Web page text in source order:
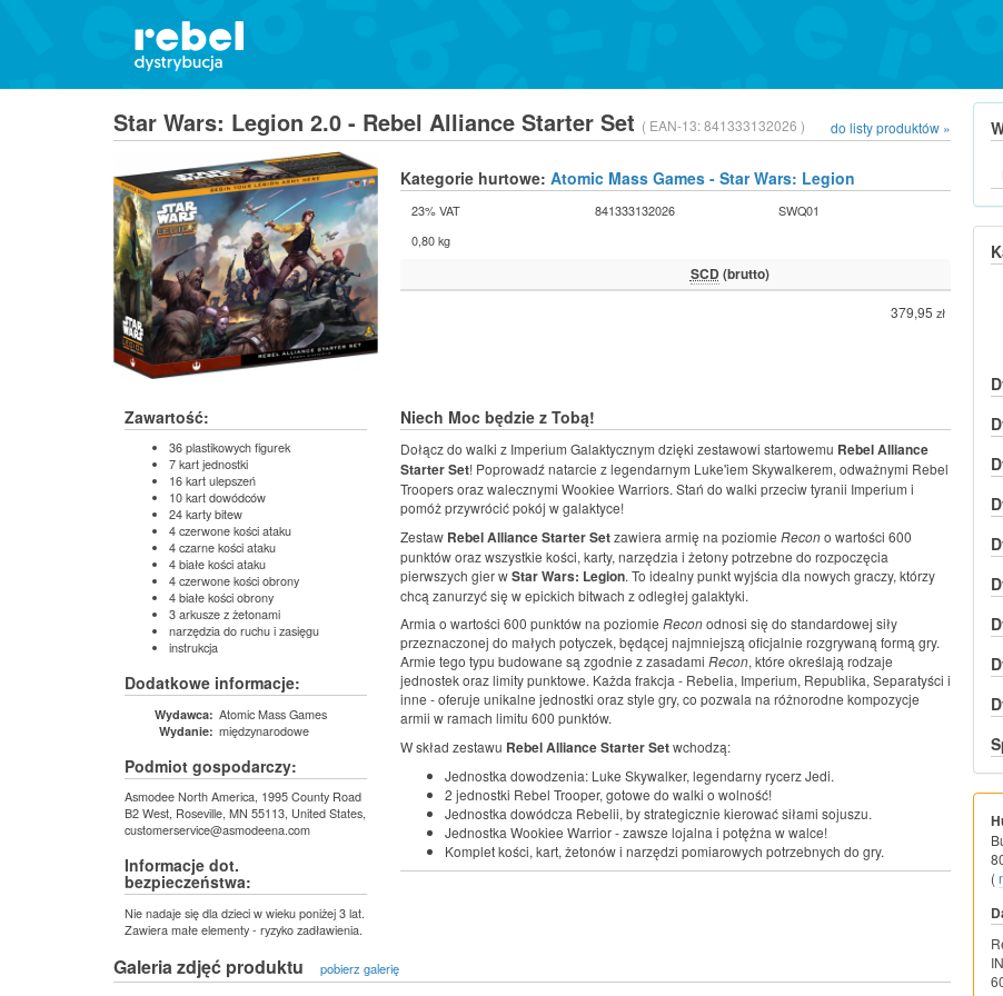
Star Wars: Legion 2.0 - Rebel Alliance Starter Set ( EAN-13:841333132026 ) do listy produktów »
Kategorie hurtowe: Atomic Mass Games - Star Wars: Legion
23% VAT 841333132026
SWQ01
0,80 kg
SCD (brutto)
379,95 zł
Zawartość:
36 plastikowych figurek
7 kart jednostki
16 kart ulepszeń
10 kart dowódców
24 karty bitew
4 czerwone kości ataku
4 czarne kości ataku
4 białe kości ataku
4 czerwone kości obrony
4 białe kości obrony
3 arkusze z żetonami
narzędzia do ruchu i zasięgu
instrukcja
Dodatkowe informacje:
Wydawca: Atomic Mass Games
Wydanie: międzynarodowe
Podmiot gospodarczy:
Asmodee North America, 1995 County Road
B2 West, Roseville, MN 55113, United States,
customerservice@asmodeena.com
Informacje dot.
bezpieczeństwa:
Nie nadaje się dla dzieci w wieku poniżej 3 lat.
Zawiera małe elementy - ryzyko zadławienia.
Niech Moc będzie z Tobą!
Dołącz do walki z Imperium Galaktycznym dzięki zestawowi startowemu Rebel Alliance
Starter Set! Poprowadź natarcie z legendarnym Luke'iem Skywalkerem, odważnymi Rebel
Troopers oraz walecznymi Wookiee Warriors. Stań do walki przeciw tyranii Imperium i
pomóż przywrócić pokój w galaktyce!
Zestaw Rebel Alliance Starter Setzawiera armię na poziomie Recono wartości 600
punktów oraz wszystkie kości, karty, narzędzia i żetony potrzebne do rozpoczęcia
pierwszych gier wStar Wars: Legion. To idealny punkt wyjścia dla nowych graczy, którzy
chcą zanurzyć się w epickich bitwach z odległej galaktyki.
Armia o wartości 600 punktów na poziomie Reconodnosi się do standardowej siły
przeznaczonej do małych potyczek, będącej najmniejszą oficjalnie rozgrywaną formą gry.
Armie tego typu budowane są zgodnie z zasadami Recon, które określają rodzaje
jednostek oraz limity punktowe. Każda frakcja - Rebelia, Imperium, Republika, Separatyści i
inne - oferuje unikalne jednostki oraz style gry, co pozwala na różnorodne kompozycje
armii w ramach limitu 600 punktów.
W skład zestawu Rebel Alliance Starter Setwchodzą:
Jednostka dowodzenia: Luke Skywalker, legendarny rycerz Jedi.
2 jednostki Rebel Trooper, gotowe do walki o wolność!
Jednostka dowódcza Rebelii, by strategicznie kierować siłami sojuszu.
Jednostka Wookiee Warrior - zawsze lojalna i potężna w walce!
Komplet kości, kart, żetonów i narzędzi pomiarowych potrzebnych do gry.
Galeria zdjęć produktu pobierz galerię
(